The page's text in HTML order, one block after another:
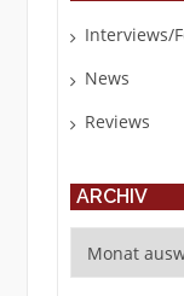
Interviews/
News
Reviews
ARCHIV